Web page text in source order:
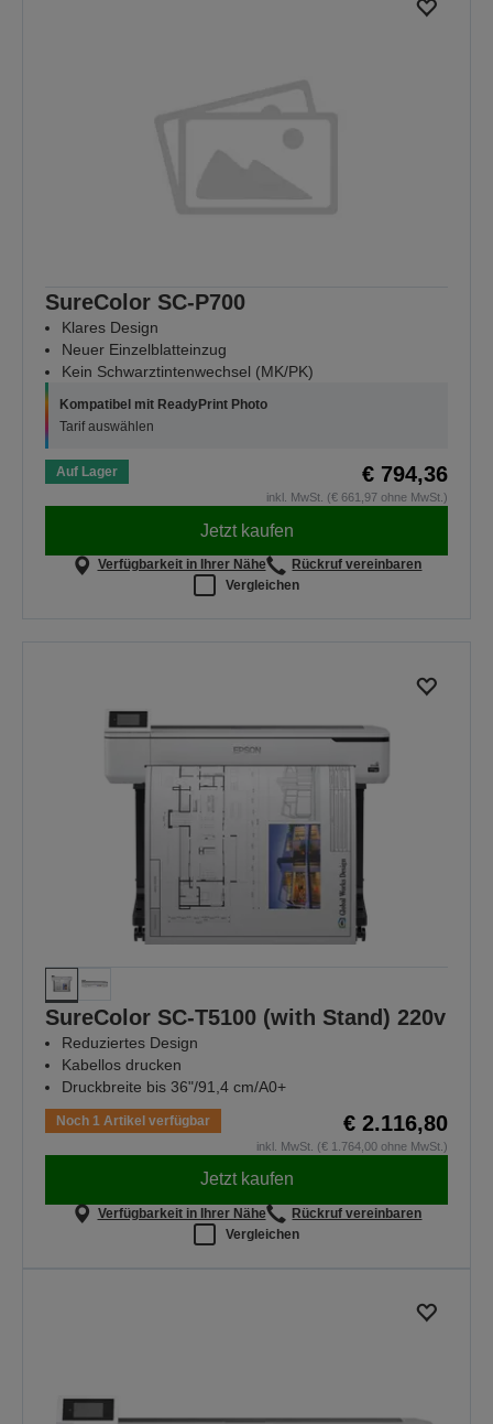
SureColor SC-P700
Klares Design
Neuer Einzelblatteinzug
Kein Schwarztintenwechsel (MK/PK)
Kompatibel mit ReadyPrint Photo
Tarif auswählen
Auf Lager € 794,36
inkl. MwSt. (€ 661,97 ohne MwSt.)
Jetzt kaufen
Verfügbarkeit in Ihrer Nähe
Rückruf vereinbaren
Vergleichen
SureColor SC-T5100 (with Stand) 220v
Reduziertes Design
Kabellos drucken
Druckbreite bis 36"/91,4 cm/A0+
Noch 1 Artikel verfügbar € 2.116,80
inkl. MwSt. (€ 1.764,00 ohne MwSt.)
Jetzt kaufen
Verfügbarkeit in Ihrer Nähe
Rückruf vereinbaren
Vergleichen